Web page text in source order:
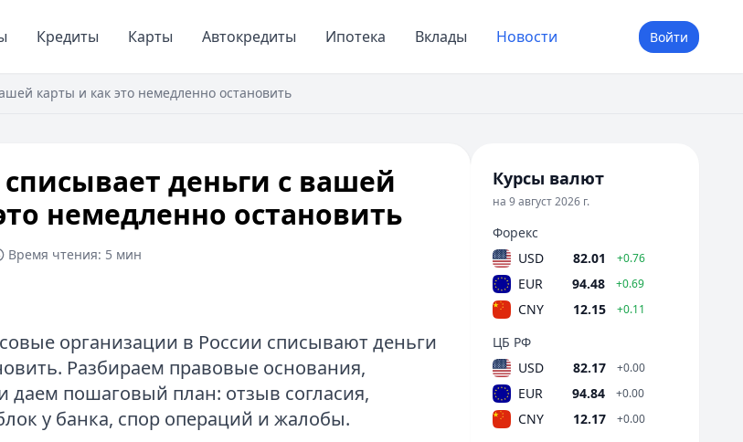
Кредиты Карты Автокредиты Ипотека Вклады Новости Войти
карты и как это немедленно остановить
деньги с вашей
немедленно остановить
Время чтения: 5 мин
организации в России списывают деньги
Разбираем правовые основания,
даем пошаговый план: отзыв согласия,
у банка, спор операций и жалобы.
Курсы валют
на 9 август 2026 г.
Форекс
USD
82.01 +0.76
EUR 94.48 +0.69
CNY 12.15 +0.11
ЦБ РФ
USD
82.17 +0.00
EUR 94.84 +0.00
CNY 12.17 +0.00